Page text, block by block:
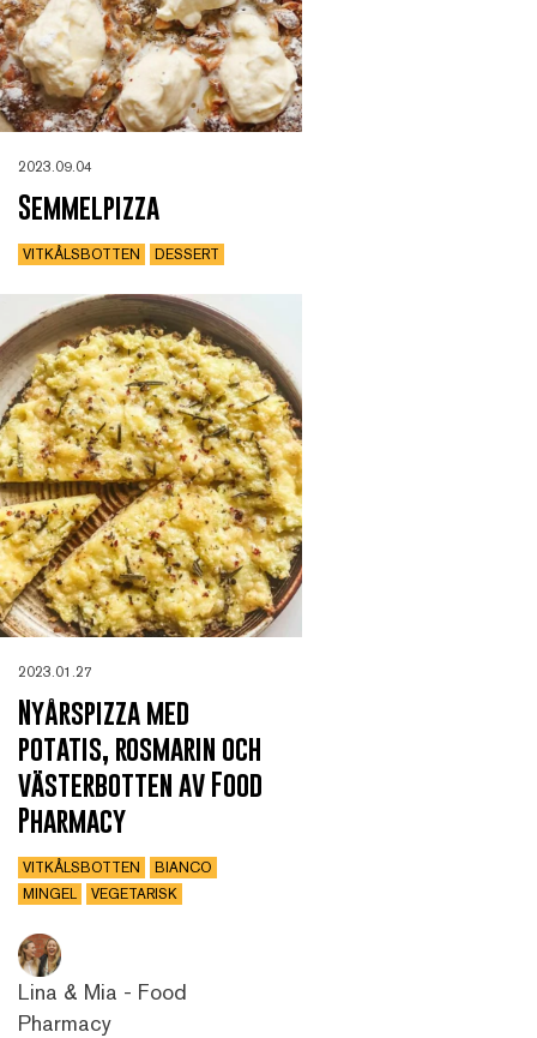
2023.09.04
Semmelpizza
VITKÅLSBOTTEN DESSERT
2023.01.27
Nyårspizza med
potatis, rosmarin och
västerbotten av Food
Pharmacy
VITKÅLSBOTTEN
BIANCO
MINGEL
VEGETARISK
Lina & Mia - Food
Pharmacy